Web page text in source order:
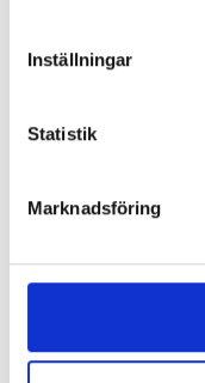
Inställningar
Statistik
Marknadsföring
Lönerna –